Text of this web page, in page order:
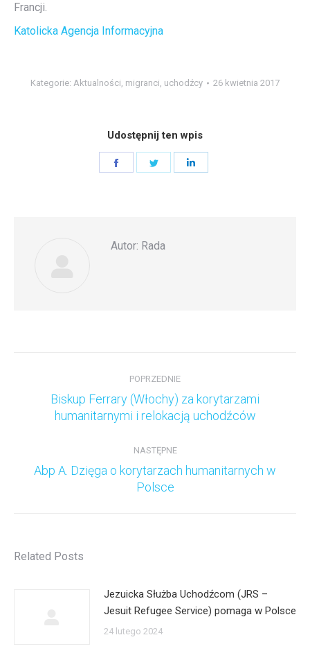
Francji.
Katolicka Agencja Informacyjna
Kategorie: Aktualności, migranci, uchodźcy 26 kwietnia 2017
Udostępnij ten wpis
Autor: Rada
POPRZEDNIE
Poprzedni
wpis:
Biskup Ferrary (Włochy) za korytarzami
humanitarnymi i relokacją uchodźców
NASTĘPNE
Następny
wpis:
Abp A. Dzięga o korytarzach humanitarnych w
Polsce
Related Posts
Jezuicka Służba Uchodźcom (JRS –
Jesuit Refugee Service) pomaga w Polsce
24 lutego 2024